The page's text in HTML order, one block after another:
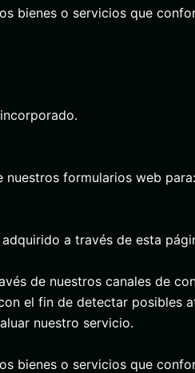
bienes o servicios que
formularios web para:
a través de esta
de nuestros canales de
el fin de detectar posibles
nuestro servicio.
bienes o servicios que